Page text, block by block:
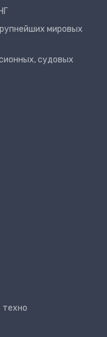
мировых
судовых
техно